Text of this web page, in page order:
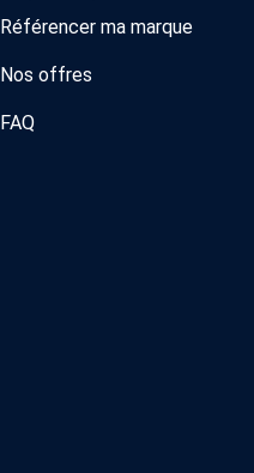
Référencer ma marque
Nos offres
FAQ